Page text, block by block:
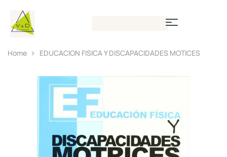
Home EDUCACION FISICA Y DISCAPACIDADES MOTICES